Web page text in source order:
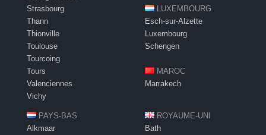
Strasbourg
Thann
Thionville
Toulouse
Tourcoing
Tours
Valenciennes
Vichy
LUXEMBOURG
Esch-sur-Alzette
Luxembourg
Schengen
MAROC
Marrakech
PAYS-BAS
Alkmaar
ROYAUME-UNI
Bath